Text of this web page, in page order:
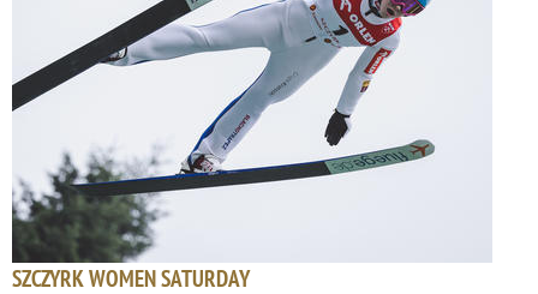
SZCZYRK WOMEN SATURDAY